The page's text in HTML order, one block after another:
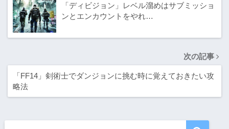
「ディビジョン」レベル溜めはサブミッショ
ンとエンカウントをやれ…
次の記事
「FF14」剣術士でダンジョンに挑む時に覚えておきたい攻
略法